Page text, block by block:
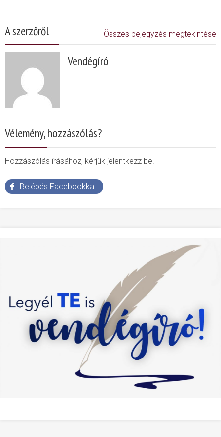
A szerzőről Összes bejegyzés megtekintése
Vendégíró
Vélemény, hozzászólás?
Hozzászólás írásához, kérjük jelentkezz be.
Belépés Facebookkal